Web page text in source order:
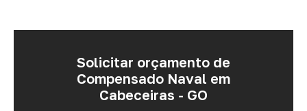
Solicitar orçamento de
Compensado Naval em
Cabeceiras - GO